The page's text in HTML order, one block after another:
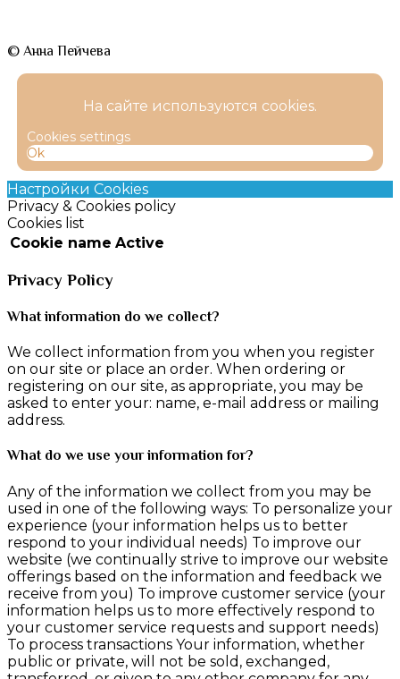
© Анна Пейчева
На сайте используются cookies.
Cookies settings
Ok
Настройки Cookies
Privacy & Cookies policy
Cookies list
Cookie name Active
Privacy Policy
What information do we collect?
We collect information from you when you register
on our site or place an order. When ordering or
registering on our site, as appropriate, you may be
asked to enter your: name, e-mail address or mailing
address.
What do we use your information for?
Any of the information we collect from you may be
used in one of the following ways: To personalize your
experience (your information helps us to better
respond to your individual needs) To improve our
website (we continually strive to improve our website
offerings based on the information and feedback we
receive from you) To improve customer service (your
information helps us to more effectively respond to
your customer service requests and support needs)
To process transactions Your information, whether
public or private, will not be sold, exchanged,